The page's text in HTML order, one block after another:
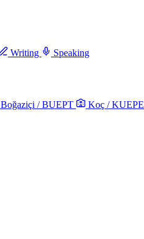
Writing Speaking
Boğaziçi / BUEPT Koç / KUEPE